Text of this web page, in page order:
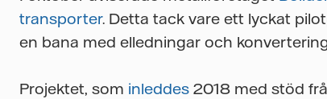
transporter. Detta tack vare ett lyckat
en bana med elledningar och
Projektet, som inleddes 2018 med stöd